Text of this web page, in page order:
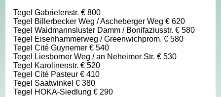
Tegel Gabrielenstr. € 800
Tegel Billerbecker Weg / Ascheberger Weg € 620
Tegel Waidmannsluster Damm / Bonifaziusstr. € 580
Tegel Eisenhammerweg / Greenwichprom. € 580
Tegel Cité Guynemer € 540
Tegel Liesborner Weg / an Neheimer Str. € 530
Tegel Karolinenstr. € 520
Tegel Cité Pasteur € 410
Tegel Saatwinkel € 380
Tegel HOKA-Siedlung € 290